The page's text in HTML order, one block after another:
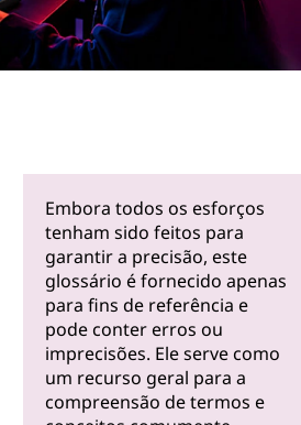
Embora todos os esforços
tenham sido feitos para
garantir a precisão, este
glossário é fornecido apenas
para fins de referência e
pode conter erros ou
imprecisões. Ele serve como
um recurso geral para a
compreensão de termos e